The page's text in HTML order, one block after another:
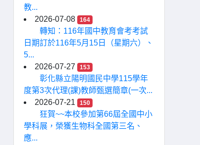
教...
2026-07-08
164
轉知：116年國中教育會考考試
日期訂於116年5月15日（星期六）、
5...
2026-07-27
153
彰化縣立陽明國民中學115學年
度第3次代理(課)教師甄選簡章(一次...
2026-07-21
150
狂賀~~本校參加第66屆全國中小
學科展，榮獲生物科全國第三名、
應...